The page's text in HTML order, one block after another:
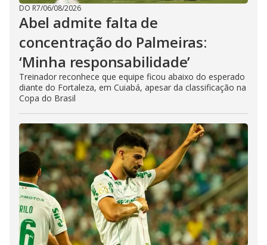
DO R7/06/08/2026
Abel admite falta de
concentração do Palmeiras:
‘Minha responsabilidade’
Treinador reconhece que equipe ficou abaixo do esperado
diante do Fortaleza, em Cuiabá, apesar da classificação na
Copa do Brasil